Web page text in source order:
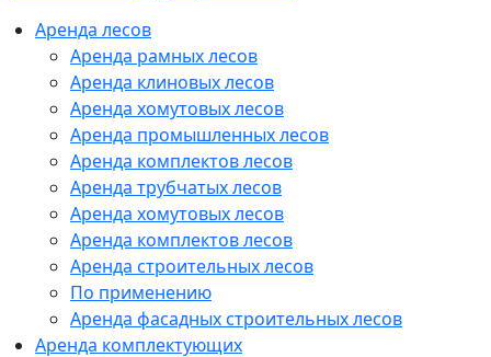
Аренда лесов
Аренда рамных лесов
Аренда клиновых лесов
Аренда хомутовых лесов
Аренда промышленных лесов
Аренда комплектов лесов
Аренда трубчатых лесов
Аренда хомутовых лесов
Аренда комплектов лесов
Аренда строительных лесов
По применению
Аренда фасадных строительных лесов
Аренда комплектующих